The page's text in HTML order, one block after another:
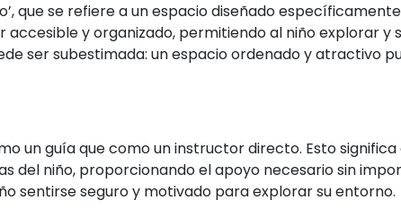
que se refiere a un espacio diseñado
y organizado, permitiendo al niño explorar y
ser subestimada: un espacio ordenado y atractivo
un guía que como un instructor directo. Esto
del niño, proporcionando el apoyo necesario sin
sentirse seguro y motivado para explorar su entorno.